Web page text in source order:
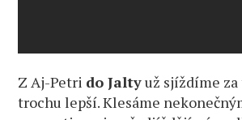
Z Aj-Petri do Jaltyuž sjíždíme
trochu lepší. Klesáme